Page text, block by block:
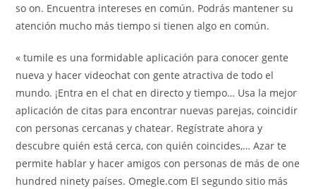
so on. Encuentra intereses en común. Podrás mantener su
atención mucho más tiempo si tienen algo en común.
« tumile es una formidable aplicación para conocer gente
nueva y hacer videochat con gente atractiva de todo el
mundo. ¡Entra en el chat en directo y tiempo… Usa la mejor
aplicación de citas para encontrar nuevas parejas, coincidir
con personas cercanas y chatear. Regístrate ahora y
descubre quién está cerca, con quién coincides,… Azar te
permite hablar y hacer amigos con personas de más de one
hundred ninety países. Omegle.com El segundo sitio más